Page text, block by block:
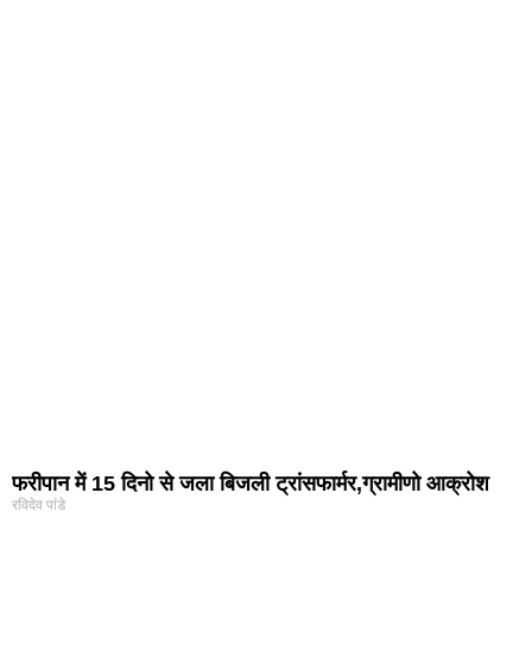
फरीपान में 15 दिनो से जला बिजली ट्रांसफार्मर,ग्रामीणो आक्रोश
रविदेव पांडे